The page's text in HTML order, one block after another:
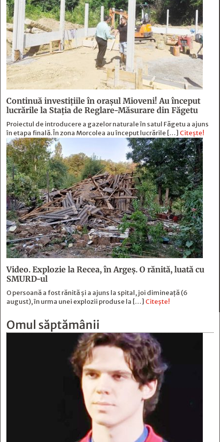
Continuă investiţiile în oraşul Mioveni! Au început
lucrările la Staţia de Reglare-Măsurare din Făgetu
Proiectul de introducere a gazelor naturale în satul Făgetu a ajuns
în etapa finală. În zona Morcolea au început lucrările […] Citește!
Video. Explozie la Recea, în Argeș. O rănită, luată cu
SMURD-ul
O persoană a fost rănită şi a ajuns la spital, joi dimineaţă (6
august), în urma unei explozii produse la […] Citește!
Omul săptămânii